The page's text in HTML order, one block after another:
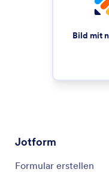
Bild mit
Jotform
Formular erstellen